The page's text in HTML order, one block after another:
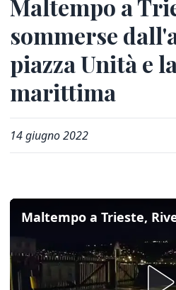
Maltempo a
sommerse
piazza Unità e
marittima
14 giugno 2022